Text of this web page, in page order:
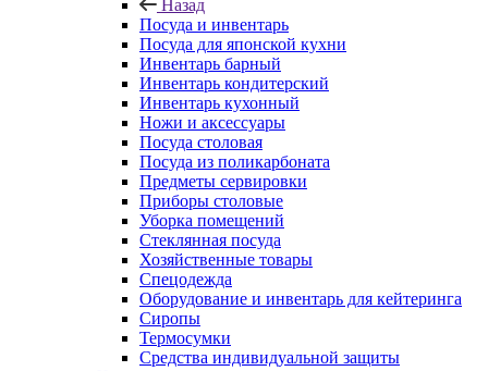
Назад
Посуда и инвентарь
Посуда для японской кухни
Инвентарь барный
Инвентарь кондитерский
Инвентарь кухонный
Ножи и аксессуары
Посуда столовая
Посуда из поликарбоната
Предметы сервировки
Приборы столовые
Уборка помещений
Стеклянная посуда
Хозяйственные товары
Спецодежда
Оборудование и инвентарь для кейтеринга
Сиропы
Термосумки
Средства индивидуальной защиты